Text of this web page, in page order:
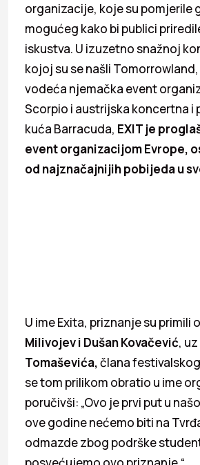
organizacije, koje su pomjerile
mogućeg kako bi publici
iskustva. U izuzetno snažnoj
kojoj su se našli
vodeća njemačka event
Scorpio i austrijska koncertna i
kuća Barracuda, EXIT je
event organizacijom Evrope,
od najznačajnijih pobijeda u
U ime Exita, priznanje su primili
Milivojev i Dušan Kovačević, uz
Tomaševića,člana
se tom prilikom obratio u ime
poručivši: „Ovo je prvi put u
ove godine nećemo biti na
odmazde zbog podrške